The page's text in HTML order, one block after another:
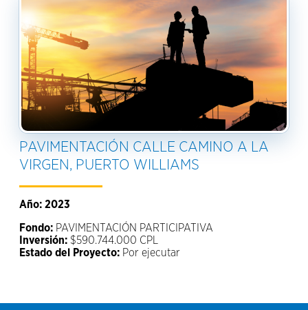
PAVIMENTACIÓN CALLE CAMINO A LA
VIRGEN, PUERTO WILLIAMS
Año: 2023
Fondo: PAVIMENTACIÓN PARTICIPATIVA
Inversión: $590.744.000 CPL
Estado del Proyecto: Por ejecutar